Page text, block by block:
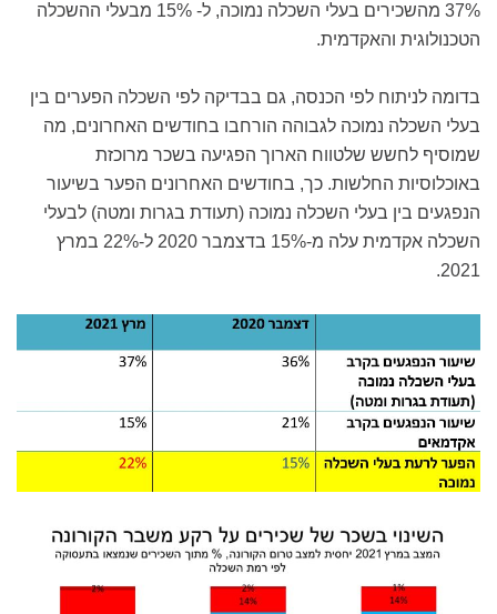
37% מהשכירים בעלי השכלה נמוכה, ל- 15% מבעלי ההשכלה
הטכנולוגית והאקדמית.
בדומה לניתוח לפי הכנסה, גם בבדיקה לפי השכלה הפערים בין
בעלי השכלה נמוכה לגבוהה הורחבו בחודשים האחרונים, מה
שמוסיף לחשש שלטווח הארוך הפגיעה בשכר מרוכזת
באוכלוסיות החלשות. כך, בחודשים האחרונים הפער בשיעור
הנפגעים בין בעלי השכלה נמוכה (תעודת בגרות ומטה) לבעלי
השכלה אקדמית עלה מ-15% בדצמבר 2020 ל-22% במרץ
2021.